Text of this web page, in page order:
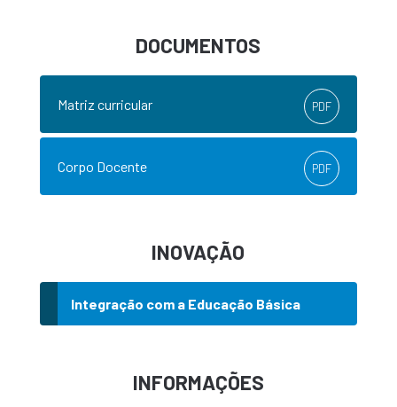
DOCUMENTOS
Matriz curricular PDF
Corpo Docente PDF
INOVAÇÃO
Integração com a Educação Básica
INFORMAÇÕES